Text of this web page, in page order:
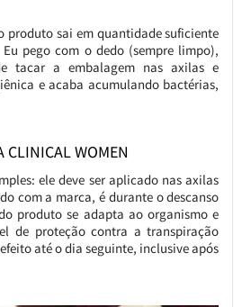
produto sai em quantidade suficiente
pego com o dedo (sempre limpo),
tacar a embalagem nas axilas e
e acaba acumulando bactérias,
CLINICAL WOMEN
ele deve ser aplicado nas axilas
com a marca, é durante o descanso
produto se adapta ao organismo e
de proteção contra a transpiração
até o dia seguinte, inclusive após